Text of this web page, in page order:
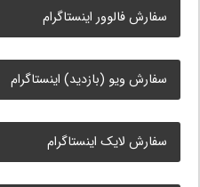
سفارش فالوور اینستاگرام
سفارش ویو (بازدید) اینستاگرام
سفارش لایک اینستاگرام